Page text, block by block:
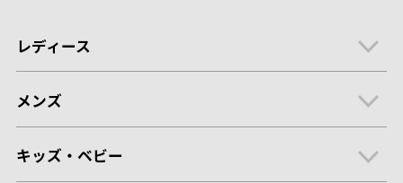
レディース
メンズ
キッズ・ベビー